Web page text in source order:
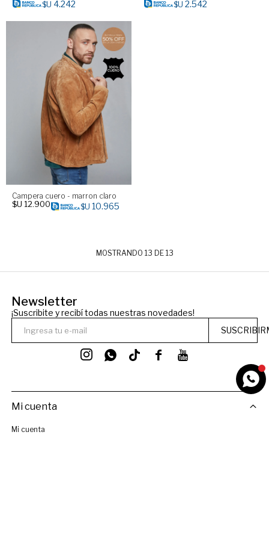
$U 4.242 $U 2.542
Campera cuero - marron claro
$U 12.900 $U 10.965
MOSTRANDO 13 DE 13
Newsletter
¡Suscribite y recibí todas nuestras novedades!
 
 
Mi cuenta
Mi cuenta